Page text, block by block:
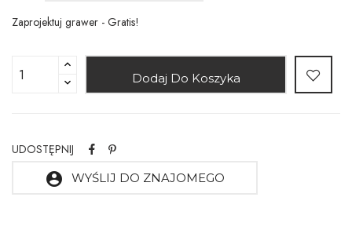
Zaprojektuj grawer - Gratis!
Dodaj Do Koszyka
UDOSTĘPNIJ
account_circle WYŚLIJ DO ZNAJOMEGO